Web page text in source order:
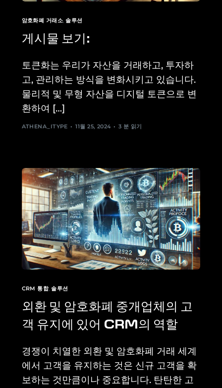
암호화폐 거래소,솔루션
게시물 보기:
토큰화는 우리가 자산을 거래하고, 투자하
고, 관리하는 방식을 변화시키고 있습니다.
물리적 및 무형 자산을 디지털 토큰으로 변
환하여 […]
ATHENA_ITYPE 11월 25, 2024 3 분 읽기
CRM 통합,솔루션
외환 및 암호화폐 중개업체의 고
객 유지에 있어 CRM의 역할
경쟁이 치열한 외환 및 암호화폐 거래 세계
에서 고객을 유지하는 것은 신규 고객을 확
보하는 것만큼이나 중요합니다. 탄탄한 고